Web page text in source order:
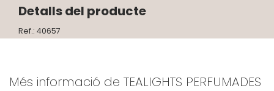
Detalls del producte
Ref.: 40657
Més informació de TEALIGHTS PERFUMADES